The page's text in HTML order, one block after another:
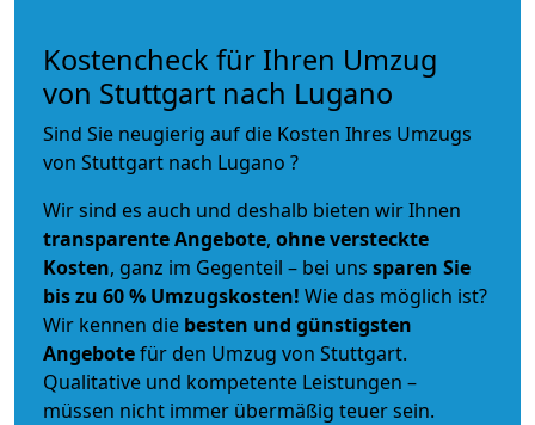
Kostencheck für Ihren Umzug
von Stuttgart nach Lugano
Sind Sie neugierig auf die Kosten Ihres Umzugs
von Stuttgart nach Lugano ?
Wir sind es auch und deshalb bieten wir Ihnen
transparente Angebote, ohne versteckte
Kosten, ganz im Gegenteil – bei uns sparen Sie
bis zu 60 % Umzugskosten! Wie das möglich ist?
Wir kennen die besten und günstigsten
Angebotefür den Umzug von Stuttgart.
Qualitative und kompetente Leistungen –
müssen nicht immer übermäßig teuer sein.